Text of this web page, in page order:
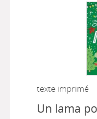
texte imprimé
Un lama